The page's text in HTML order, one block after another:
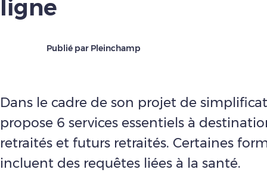
ligne
Publié par Pleinchamp
Dans le cadre de son projet de
propose 6 services essentiels à
retraités et futurs retraités. Certaines
incluent des requêtes liées à la santé.